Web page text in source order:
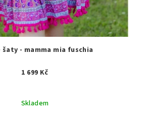
- mamma mia fuschia
1 699 Kč
Skladem